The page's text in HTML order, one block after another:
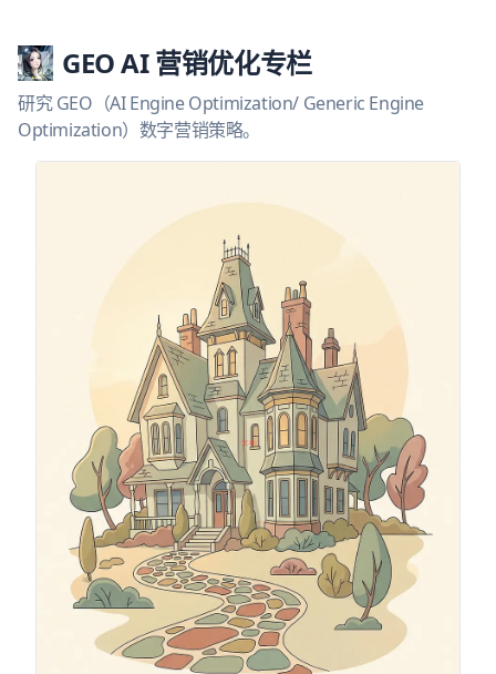
GEO AI 营销优化专栏
研究 GEO（AI Engine Optimization/ Generic Engine
Optimization）数字营销策略。